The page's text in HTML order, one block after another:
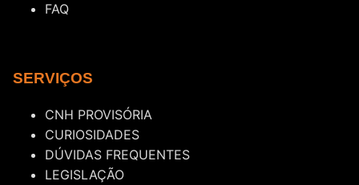
FAQ
SERVIÇOS
CNH PROVISÓRIA
CURIOSIDADES
DÚVIDAS FREQUENTES
LEGISLAÇÃO